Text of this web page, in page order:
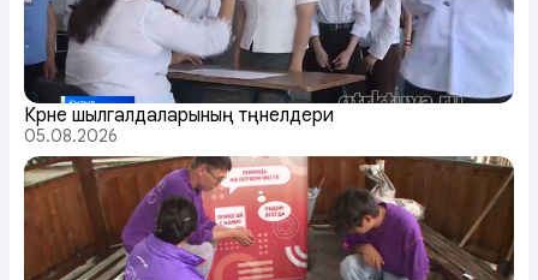
Күрүне шылгалдаларының түңнелдери
05.08.2026